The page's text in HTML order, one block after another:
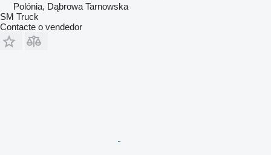
Polónia, Dąbrowa Tarnowska
SM Truck
Contacte o vendedor